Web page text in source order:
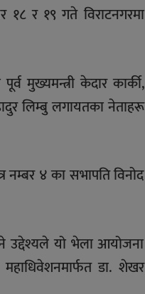
१८ र १९ गते विराटनगरमा
मुख्यमन्त्री केदार कार्की,
लिम्बु लगायतका नेताहरू
नम्बर ४ का सभापति विनोद
उद्देश्यले यो भेला आयोजना
डा. शेखर